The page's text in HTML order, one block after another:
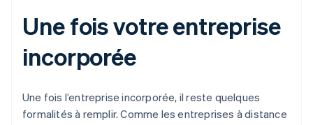
Une fois votre entreprise
incorporée
Une fois l’entreprise incorporée, il reste quelques
formalités à remplir. Comme les entreprises à distance